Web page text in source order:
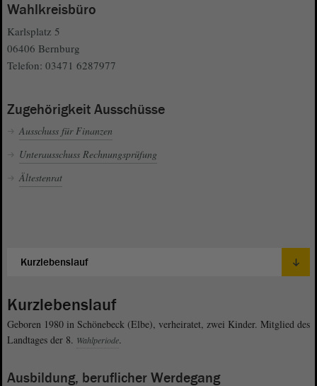
Wahlkreisbüro
Karlsplatz 5
06406 Bernburg
Telefon: 03471 6287977
Zugehörigkeit Ausschüsse
Ausschuss für Finanzen
Unterausschuss Rechnungsprüfung
Ältestenrat
Kurzlebenslauf
Geboren 1980 in Schönebeck (Elbe), verheiratet, zwei Kinder. Mitglied des
Landtages der 8. Wahlperiode.
Ausbildung, beruflicher Werdegang